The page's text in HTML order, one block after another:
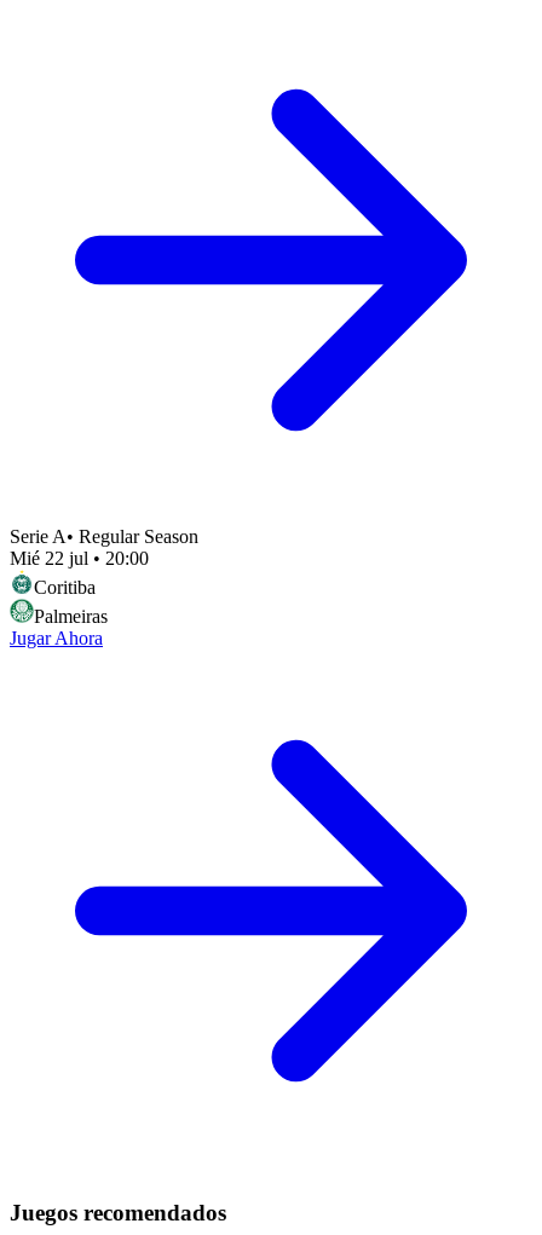
Serie A• Regular Season
Mié 22 jul • 20:00
Coritiba
Palmeiras
Jugar Ahora
Juegos recomendados